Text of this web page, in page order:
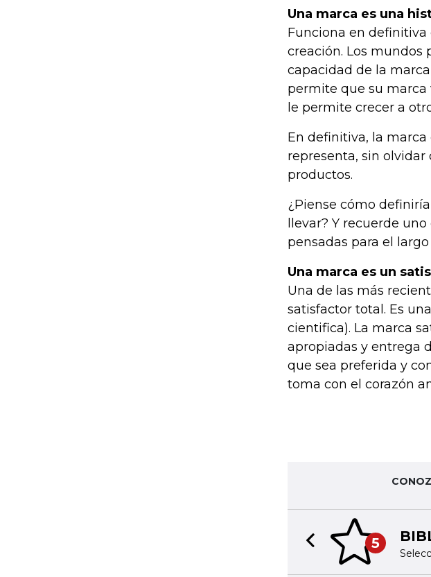
Una marca es una
Funciona en
creación. Los mundos
capacidad de la
permite que su marca
le permite crecer a
En definitiva, la
representa, sin
productos.
¿Piense cómo
llevar? Y recuerde
pensadas para el largo
Una marca es un
Una de las más
satisfactor total. Es
cientifica). La marca
apropiadas y entrega
que sea preferida y
toma con el corazón
5
Previous slide